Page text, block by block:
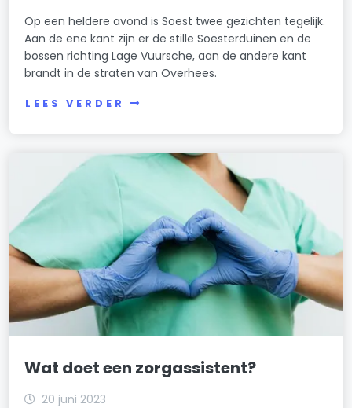
Op een heldere avond is Soest twee gezichten tegelijk.
Aan de ene kant zijn er de stille Soesterduinen en de
bossen richting Lage Vuursche, aan de andere kant
brandt in de straten van Overhees.
LEES VERDER
Wat doet een zorgassistent?
20 juni 2023